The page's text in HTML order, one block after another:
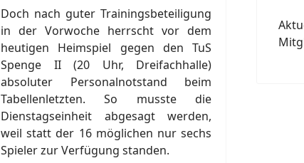
Doch nach guter Trainingsbeteiligung
in der Vorwoche herrscht vor dem
heutigen Heimspiel gegen den TuS
Spenge II (20 Uhr, Dreifachhalle)
absoluter Personalnotstand beim
Tabellenletzten. So musste die
Dienstagseinheit abgesagt werden,
weil statt der 16 möglichen nur sechs
Spieler zur Verfügung standen.